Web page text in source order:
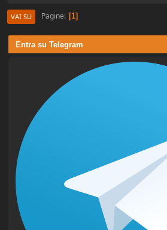
Entra su Telegram
VAI SU Pagine 1